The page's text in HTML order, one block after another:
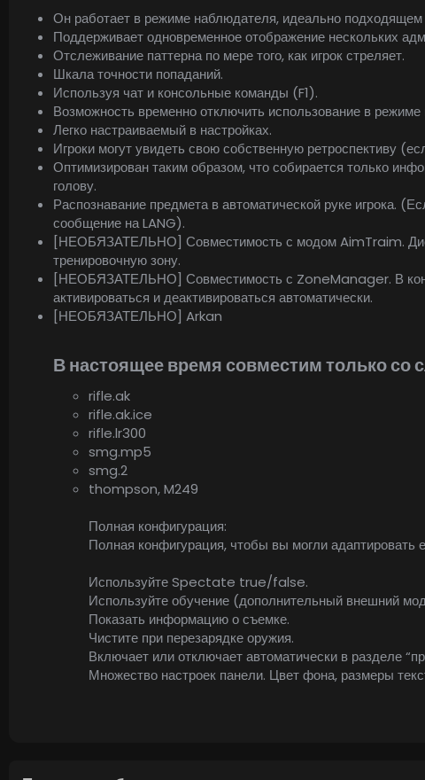
Он работает в режиме наблюдателя, идеально подходящем
Поддерживает одновременное отображение нескольких
Отслеживание паттерна по мере того, как игрок стреляет.
Шкала точности попаданий.
Используя чат и консольные команды (F1).
Возможность временно отключить использование в
Легко настраиваемый в настройках.
Игроки могут увидеть свою собственную ретроспективу
Оптимизирован таким образом, что собирается только
голову.
Распознавание предмета в автоматической руке игрока.
сообщение на LANG).
[НЕОБЯЗАТЕЛЬНО] Совместимость с модом AimTraim.
тренировочную зону.
[НЕОБЯЗАТЕЛЬНО] Совместимость с ZoneManager. В
активироваться и деактивироваться автоматически.
[НЕОБЯЗАТЕЛЬНО] Arkan
В настоящее время совместим только
rifle.ak
rifle.ak.ice
rifle.lr300
smg.mp5
smg.2
thompson, M249
Полная конфигурация:
Полная конфигурация, чтобы вы могли адаптировать
Используйте Spectate true/false.
Используйте обучение (дополнительный внешний
Показать информацию о съемке.
Чистите при перезарядке оружия.
Включает или отключает автоматически в разделе
Множество настроек панели. Цвет фона, размеры